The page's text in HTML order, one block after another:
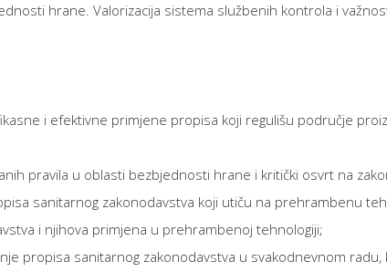
hrane. Valorizacija sistema službenih kontrola i
i efektivne primjene propisa koji regulišu područje
pravila u oblasti bezbjednosti hrane i kritički osvrt na
sanitarnog zakonodavstva koji utiču na prehrambenu
i njihova primjena u prehrambenoj tehnologiji;
propisa sanitarnog zakonodavstva u svakodnevnom